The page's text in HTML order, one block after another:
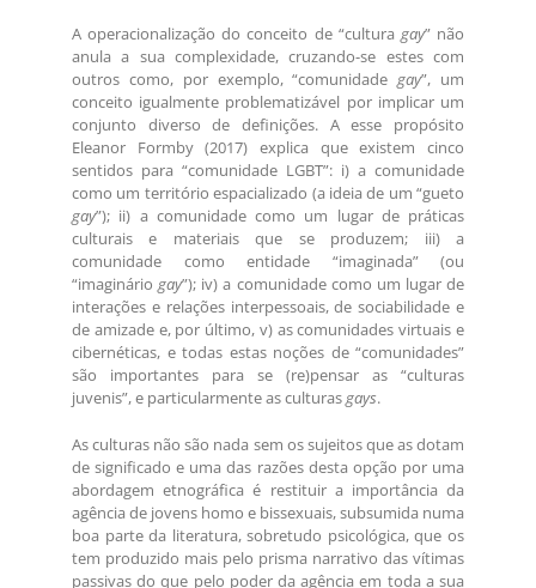
A operacionalização do conceito de “cultura gay” não
anula a sua complexidade, cruzando-se estes com
outros como, por exemplo, “comunidadegay”, um
conceito igualmente problematizável por implicar um
conjunto diverso de definições. A esse propósito
Eleanor Formby (2017) explica que existem cinco
sentidos para “comunidade LGBT”: i) a comunidade
como um território espacializado (a ideia de um “gueto
gay”); ii) a comunidade como um lugar de práticas
culturais e materiais que se produzem; iii) a
comunidade como entidade “imaginada” (ou
“imagináriogay”); iv) a comunidade como um lugar de
interações e relações interpessoais, de sociabilidade e
de amizade e, por último, v) as comunidades virtuais e
cibernéticas, e todas estas noções de “comunidades”
são importantes para se (re)pensar as “culturas
juvenis”, e particularmente as culturasgays.
As culturas não são nada sem os sujeitos que as dotam
de significado e uma das razões desta opção por uma
abordagem etnográfica é restituir a importância da
agência de jovens homo e bissexuais, subsumida numa
boa parte da literatura, sobretudo psicológica, que os
tem produzido mais pelo prisma narrativo das vítimas
passivas do que pelo poder da agência em toda a sua